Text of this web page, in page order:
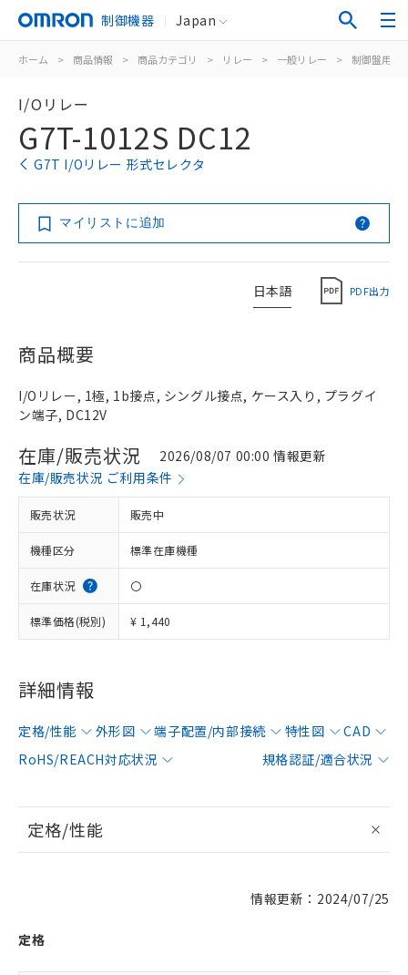
制御機器 Japan
ホーム > 商品情報 > 商品カテゴリ > リレー > 一般リレー > 制御盤用
I/Oリレー
G7T-1012S DC12
G7T I/Oリレー 形式セレクタ
マイリストに追加
日本語 PDF出力
商品概要
I/Oリレー, 1極, 1b接点, シングル接点, ケース入り, プラグイ
ン端子, DC12V
在庫/販売状況
2026/08/07 00:00 情報更新
在庫/販売状況 ご利用条件
販売状況 販売中
機種区分 標準在庫機種
在庫状況 〇
標準価格(税別) ¥ 1,440
詳細情報
定格/性能 外形図 端子配置/内部接続 特性図
CAD
RoHS/REACH対応状況
規格認証/適合状況
定格/性能
情報更新：2024/07/25
定格